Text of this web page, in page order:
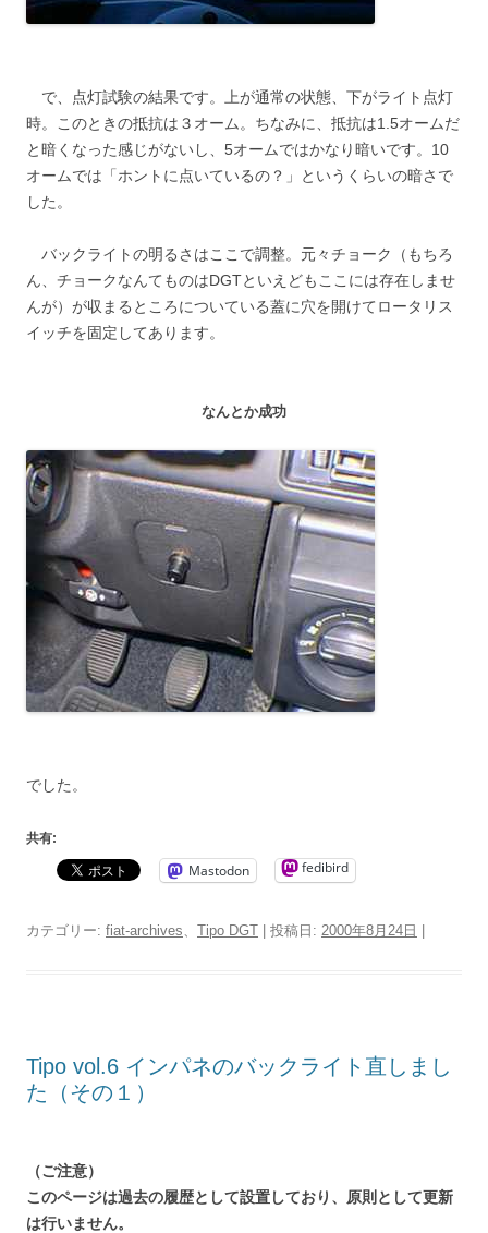
で、点灯試験の結果です。上が通常の状態、下がライト点灯
時。このときの抵抗は３オーム。ちなみに、抵抗は1.5オームだ
と暗くなった感じがないし、5オームではかなり暗いです。10
オームでは「ホントに点いているの？」というくらいの暗さで
した。
バックライトの明るさはここで調整。元々チョーク（もちろ
ん、チョークなんてものはDGTといえどもここには存在しませ
んが）が収まるところについている蓋に穴を開けてロータリス
イッチを固定してあります。
なんとか成功
でした。
共有:
Mastodon fedibird
カテゴリー: fiat-archives Tipo DGT | 投稿日: 2000年8月24日 |
Tipo vol.6 インパネのバックライト直しまし
た（その１）
（ご注意）
このページは過去の履歴として設置しており、原則として更新
は行いません。